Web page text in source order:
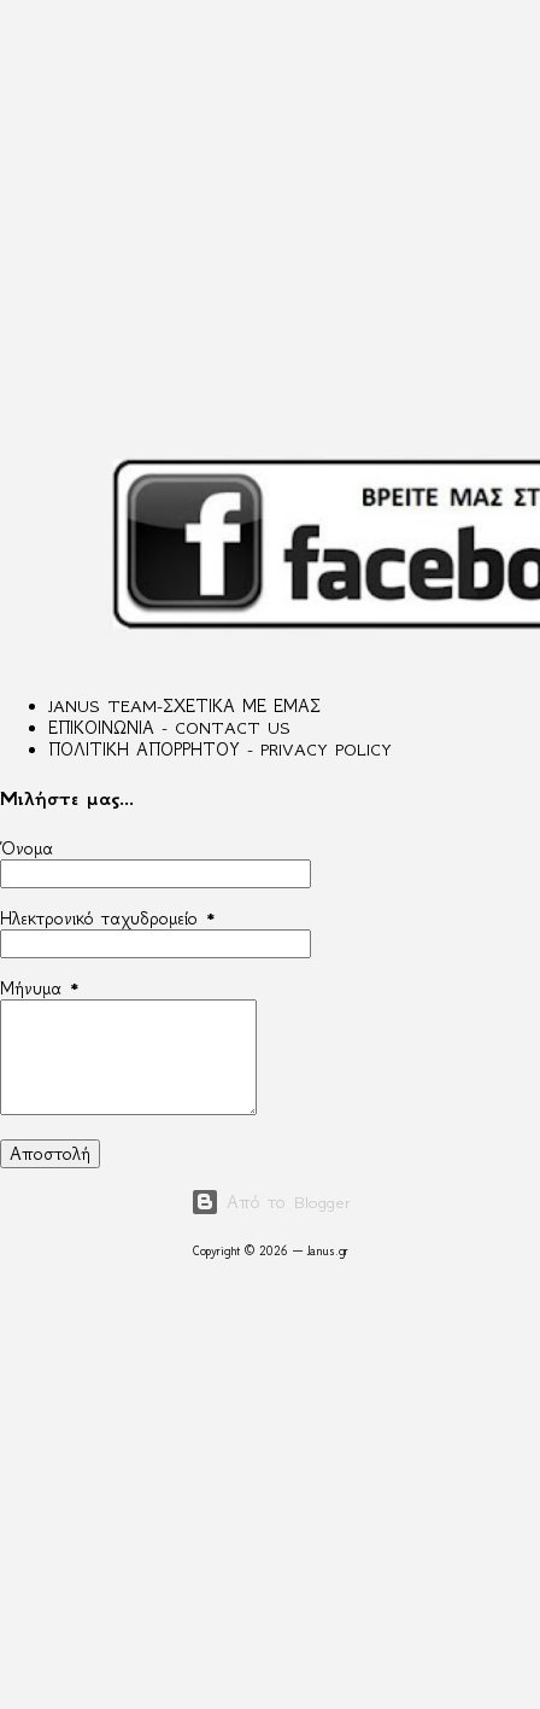
JANUS TEAM-ΣΧΕΤΙΚΑ ΜΕ ΕΜΑΣ
ΕΠΙΚΟΙΝΩΝΙΑ - CONTACT US
ΠΟΛΙΤΙΚΗ ΑΠΟΡΡΗΤΟΥ - PRIVACY POLICY
Μιλήστε μας...
Όνομα
Ηλεκτρονικό ταχυδρομείο *
Μήνυμα *
Από το Blogger
Copyright © 2026 — Janus.gr